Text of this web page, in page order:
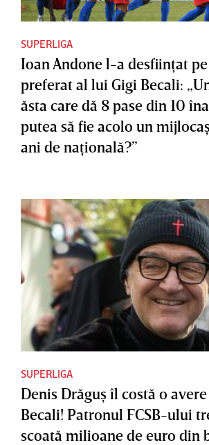
SUPERLIGA
Ioan Andone l-a desfiinţat
preferat al lui Gigi Becali:
ăsta care dă 8 pase din 10
putea să fie acolo un
ani de naţională?”
SUPERLIGA
Denis Drăguş îl costă o
Becali! Patronul FCSB-ului
scoată milioane de euro din